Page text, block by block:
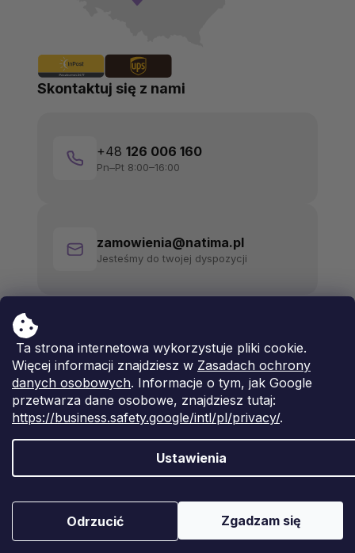
Ta strona internetowa wykorzystuje pliki cookie.
Więcej informacji znajdziesz w Zasadach ochrony
danych osobowych. Informacje o tym, jak Google
przetwarza dane osobowe, znajdziesz tutaj:
https://business.safety.google/intl/pl/privacy/.
Ustawienia
Odrzucić Zgadzam się
Skontaktuj się z nami
+48 126 006 160
Pn–Pt 8:00–16:00
zamowienia@natima.pl
Jesteśmy do twojej dyspozycji
Opracował Shoptet Premium
. Wszystkie prawa zastrzeżone.
Edytuj ustawienia plików cookie